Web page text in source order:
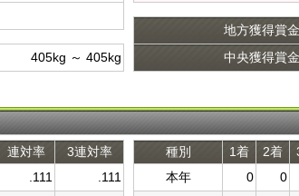
405kg ～ 405kg
地方獲得賞金
中央獲得賞金
連対率
3連対率
.111
.111
種別 1着 2着
本年
0 0